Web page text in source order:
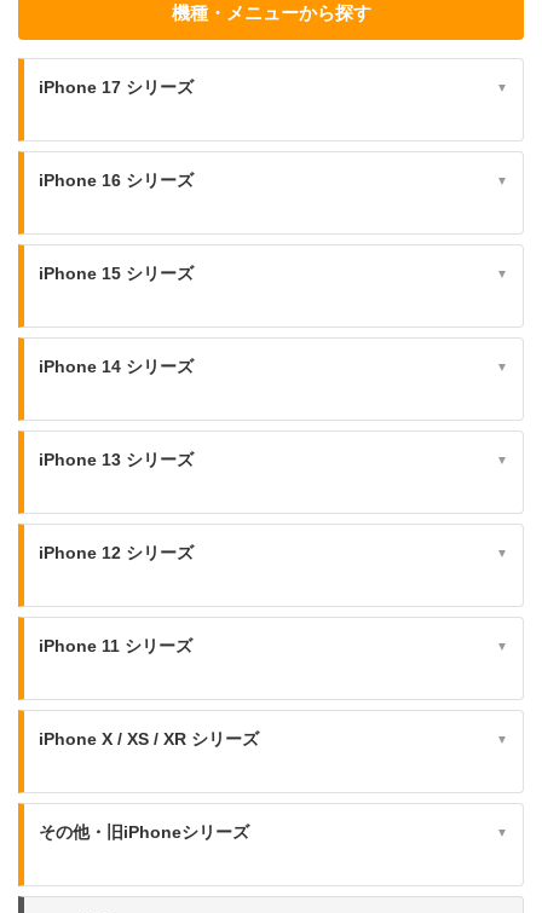
機種・メニューから探す
iPhone 17 シリーズ ▼
iPhone 16 シリーズ ▼
iPhone 15 シリーズ ▼
iPhone 14 シリーズ ▼
iPhone 13 シリーズ ▼
iPhone 12 シリーズ ▼
iPhone 11 シリーズ ▼
iPhone X / XS / XR シリーズ ▼
その他・旧iPhoneシリーズ ▼